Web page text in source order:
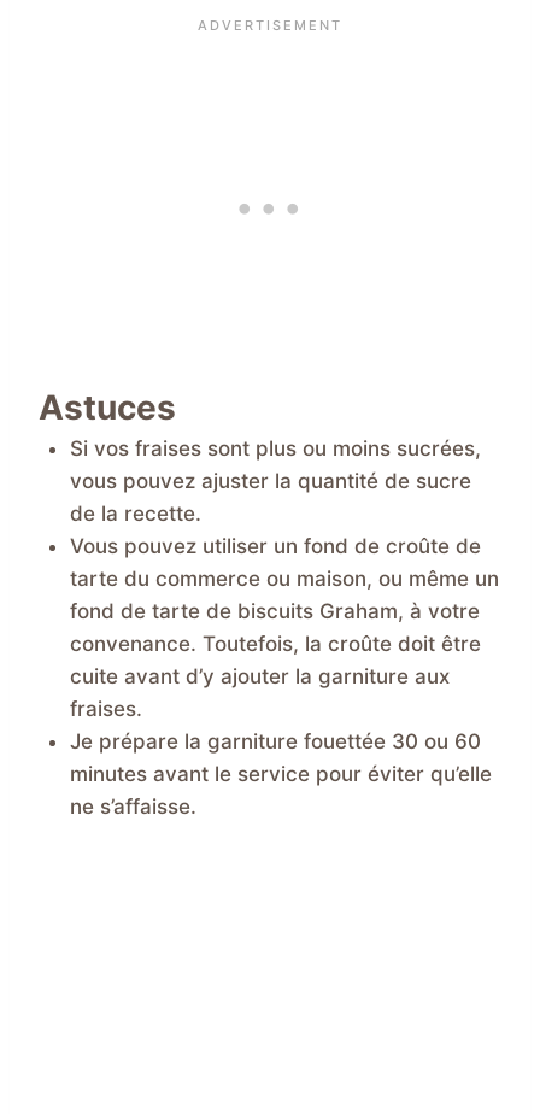
Astuces
Si vos fraises sont plus ou moins sucrées,
vous pouvez ajuster la quantité de sucre
de la recette.
Vous pouvez utiliser un fond de croûte de
tarte du commerce ou maison, ou même un
fond de tarte de biscuits Graham, à votre
convenance. Toutefois, la croûte doit être
cuite avant d’y ajouter la garniture aux
fraises.
Je prépare la garniture fouettée 30 ou 60
minutes avant le service pour éviter qu’elle
ne s’affaisse.